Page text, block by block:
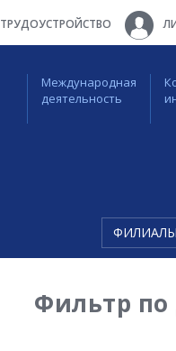
ТРУДОУСТРОЙСТВО
Международная
деятельность
ФИЛИАЛЫ
Фильтр по